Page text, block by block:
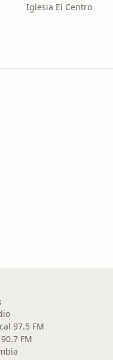
Iglesia El Centro
97.5 FM
FM